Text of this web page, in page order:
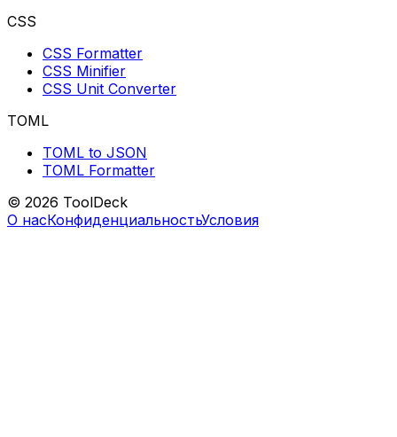
CSS
CSS Formatter
CSS Minifier
CSS Unit Converter
TOML
TOML to JSON
TOML Formatter
© 2026 ToolDeck
О насКонфиденциальностьУсловия